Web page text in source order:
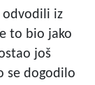
odvodili iz
to bio jako
još
se dogodilo